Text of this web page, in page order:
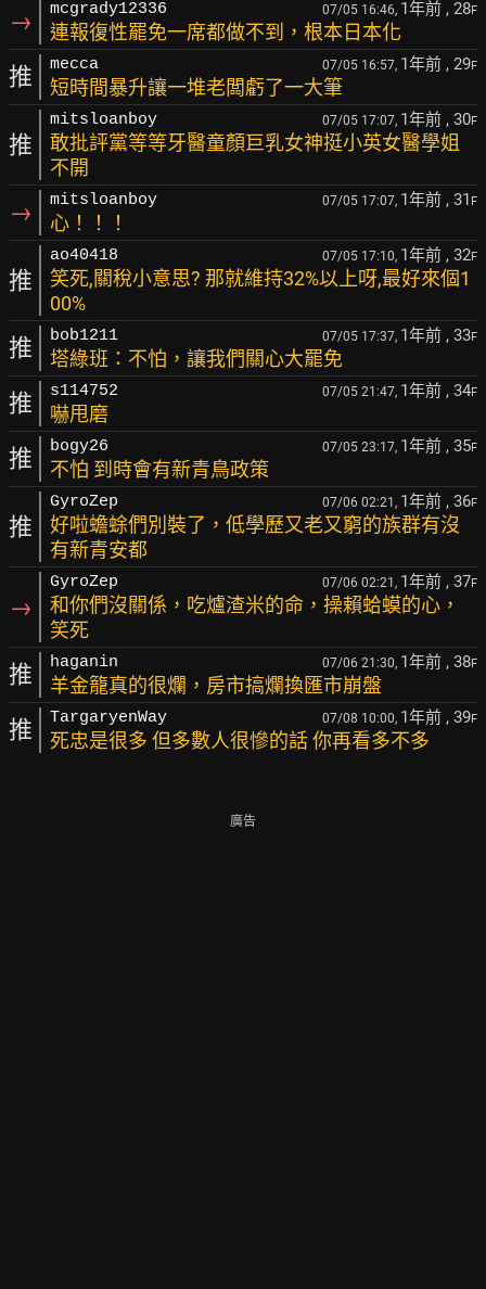
→ mcgrady12336 07/05 16:46, 1年前 , 28F
連報復性罷免一席都做不到，根本日本化
推 mecca 07/05 16:57, 1年前 , 29F
短時間暴升讓一堆老闆虧了一大筆
推
mitsloanboy 07/05 17:07, 1年前 , 30F
敢批評黨等等牙醫童顏巨乳女神挺小英女醫學姐
不開
→ mitsloanboy 07/05 17:07, 1年前 , 31 F
心！！！
推
ao40418 07/05 17:10, 1年前 , 32F
笑死,關稅小意思? 那就維持32%以上呀,最好來個1
00%
推 bob1211 07/05 17:37, 1年前 , 33F
塔綠班：不怕，讓我們關心大罷免
推 s114752 07/05 21:47, 1年前 , 34F
嚇甩磨
推 bogy26 07/05 23:17, 1年前 , 35F
不怕 到時會有新青鳥政策
推
GyroZep 07/06 02:21, 1年前 , 36F
好啦蟾蜍們別裝了，低學歷又老又窮的族群有沒
有新青安都
→
GyroZep 07/06 02:21, 1年前 , 37F
和你們沒關係，吃爐渣米的命，操賴蛤蟆的心，
笑死
推 haganin 07/06 21:30, 1年前 , 38F
羊金籠真的很爛，房市搞爛換匯市崩盤
推 TargaryenWay 07/08 10:00, 1年前 , 39F
死忠是很多 但多數人很慘的話 你再看多不多
廣告